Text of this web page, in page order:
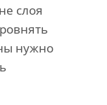
слоя
нужно